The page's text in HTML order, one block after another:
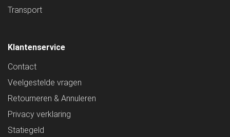
Transport
Klantenservice
Contact
Veelgestelde vragen
Retourneren & Annuleren
Privacy verklaring
Statiegeld